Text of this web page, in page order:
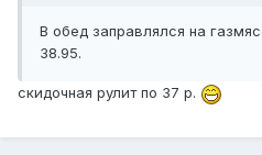
В обед заправлялся на
38.95.
скидочная рулит по 37 р.